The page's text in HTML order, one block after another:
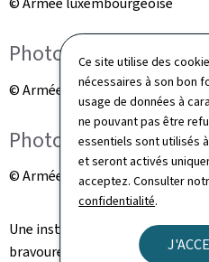
Ce site utilise des
nécessaires à son bon
usage de données à
ne pouvant pas être
essentiels sont utilisés
et seront activés
acceptez. Consulter
confidentialité.
Photo de groupe
© Armée luxembourgeoise
Photo de groupe
© Armée luxembourgeoise
Une instruction de base de
bravoure